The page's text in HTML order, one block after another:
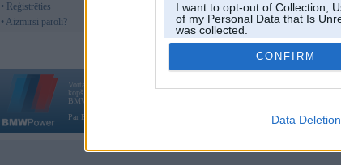
I want to opt-out of Collection,
of my Personal Data that Is
was collected.
Opted Out
CONFIRM
Data Deletion
• Reģistrēties
• Aizmirsi paroli?
Vortāls BMWPower.lv darbojas
kopš 2002. gada 14. maija. Tas nav auto klubs un nav saistīts ar
BMW AG.
Par BMWPower